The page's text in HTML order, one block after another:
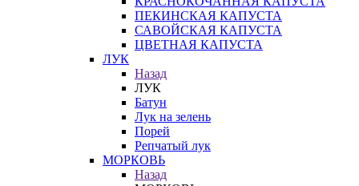
ПЕКИНСКАЯ КАПУСТА
САВОЙСКАЯ КАПУСТА
ЦВЕТНАЯ КАПУСТА
ЛУК
Назад
ЛУК
Батун
Лук на зелень
Порей
Репчатый лук
МОРКОВЬ
Назад